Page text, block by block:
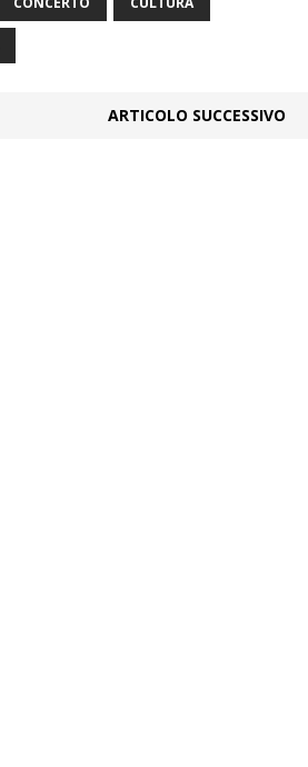
ARTICOLO SUCCESSIVO